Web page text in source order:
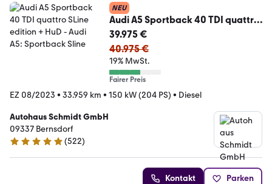
NEU
Audi A5 Sportback 40 TDI quattro
SLine edition + HuD
39.975 €
40.975 €
19% MwSt.
Fairer Preis
EZ 08/2023 • 33.959 km • 150 kW (204 PS) • Diesel
Autohaus Schmidt GmbH
09337 Bernsdorf
4.9 Sterne
(522)
Kontakt Parken